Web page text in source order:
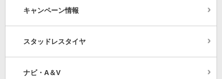
キャンペーン情報
スタッドレスタイヤ
ナビ・A＆V